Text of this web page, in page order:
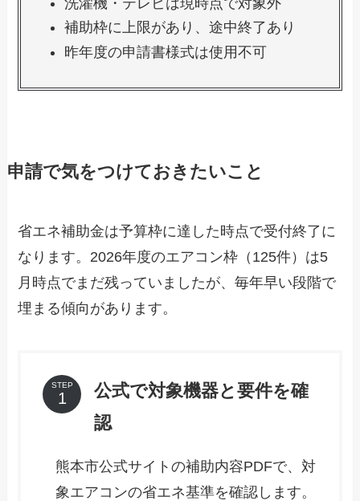
補助枠に上限があり、途中終了あり
昨年度の申請書様式は使用不可
申請で気をつけておきたいこと
省エネ補助金は予算枠に達した時点で受付終了に
なります。2026年度のエアコン枠（125件）は5
月時点でまだ残っていましたが、毎年早い段階で
埋まる傾向があります。
STEP
公式で対象機器と要件を確
認
熊本市公式サイトの補助内容PDFで、対
象エアコンの省エネ基準を確認します。